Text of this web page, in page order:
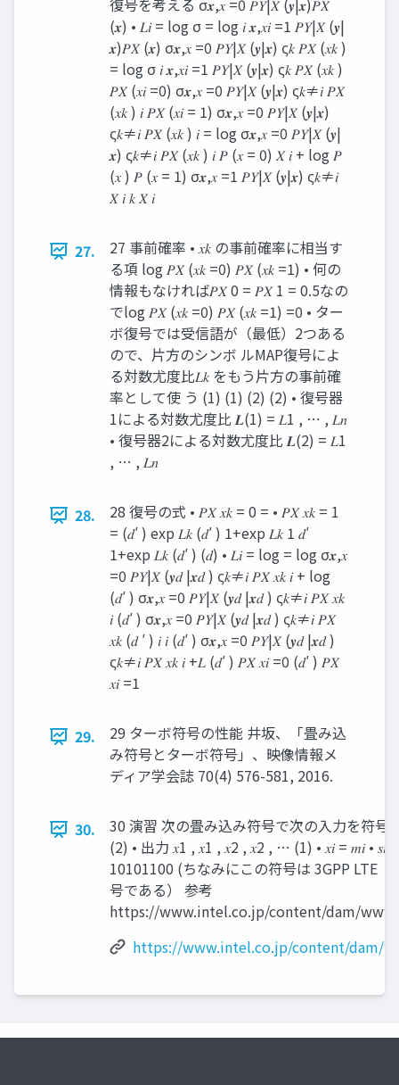
復号を考える σ𝒙,𝑥 =0 𝑃𝑌|𝑋 (𝒚|𝒙)𝑃𝑋
(𝒙) • 𝐿𝑖 = log σ = log 𝑖 𝒙,𝑥𝑖 =1 𝑃𝑌|𝑋 (𝒚|
𝒙)𝑃𝑋 (𝒙) σ𝒙,𝑥 =0 𝑃𝑌|𝑋 (𝒚|𝒙) ς𝑘 𝑃𝑋 (𝑥𝑘 )
= log σ 𝑖 𝒙,𝑥𝑖 =1 𝑃𝑌|𝑋 (𝒚|𝒙) ς𝑘 𝑃𝑋 (𝑥𝑘 )
𝑃𝑋 (𝑥𝑖 =0) σ𝒙,𝑥 =0 𝑃𝑌|𝑋 (𝒚|𝒙) ς𝑘≠𝑖 𝑃𝑋
(𝑥𝑘 ) 𝑖 𝑃𝑋 (𝑥𝑖 = 1) σ𝒙,𝑥 =0 𝑃𝑌|𝑋 (𝒚|𝒙)
ς𝑘≠𝑖 𝑃𝑋 (𝑥𝑘 ) 𝑖 = log σ𝒙,𝑥 =0 𝑃𝑌|𝑋 (𝒚|
𝒙) ς𝑘≠𝑖 𝑃𝑋 (𝑥𝑘 ) 𝑖 𝑃 (𝑥 = 0) 𝑋 𝑖 + log 𝑃
(𝑥 ) 𝑃 (𝑥 = 1) σ𝒙,𝑥 =1 𝑃𝑌|𝑋 (𝒚|𝒙) ς𝑘≠𝑖
𝑋 𝑖 𝑘 𝑋 𝑖
27.
27 事前確率 • 𝑥𝑘 の事前確率に相当す
る項 log 𝑃𝑋 (𝑥𝑘 =0) 𝑃𝑋 (𝑥𝑘 =1) • 何の
情報もなければ𝑃𝑋 0 = 𝑃𝑋 1 = 0.5なの
でlog 𝑃𝑋 (𝑥𝑘 =0) 𝑃𝑋 (𝑥𝑘 =1) =0 • ター
ボ復号では受信語が（最低）2つある
ので、片方のシンボ ルMAP復号によ
る対数尤度比𝐿𝑘 をもう片方の事前確
率として使 う (1) (1) (2) (2) • 復号器
1による対数尤度比 𝑳(1) = 𝐿1 , … , 𝐿𝑛
• 復号器2による対数尤度比 𝑳(2) = 𝐿1
, … , 𝐿𝑛
28.
28 復号の式 • 𝑃𝑋 𝑥𝑘 = 0 = • 𝑃𝑋 𝑥𝑘 = 1
= (𝑑′ ) exp 𝐿𝑘 (𝑑′ ) 1+exp 𝐿𝑘 1 𝑑′
1+exp 𝐿𝑘 (𝑑′ ) (𝑑) • 𝐿𝑖 = log = log σ𝒙,𝑥
=0 𝑃𝑌|𝑋 (𝒚𝑑 |𝒙𝑑 ) ς𝑘≠𝑖 𝑃𝑋 𝑥𝑘 𝑖 + log
(𝑑′ ) σ𝒙,𝑥 =0 𝑃𝑌|𝑋 (𝒚𝑑 |𝒙𝑑 ) ς𝑘≠𝑖 𝑃𝑋 𝑥𝑘
𝑖 (𝑑′ ) σ𝒙,𝑥 =0 𝑃𝑌|𝑋 (𝒚𝑑 |𝒙𝑑 ) ς𝑘≠𝑖 𝑃𝑋
𝑥𝑘 (𝑑 ′ ) 𝑖 𝑖 (𝑑′ ) σ𝒙,𝑥 =0 𝑃𝑌|𝑋 (𝒚𝑑 |𝒙𝑑 )
ς𝑘≠𝑖 𝑃𝑋 𝑥𝑘 𝑖 +𝐿 (𝑑′ ) 𝑃𝑋 𝑥𝑖 =0 (𝑑′ ) 𝑃𝑋
𝑥𝑖 =1
29.
29 ターボ符号の性能 井坂、「畳み込
み符号とターボ符号」、映像情報メ
ディア学会誌 70(4) 576-581, 2016.
30.
30 演習 次の畳み込み符号で次の入力を符
(2) • 出力 𝑥1 , 𝑥1 , 𝑥2 , 𝑥2 , … (1) • 𝑥𝑖 = 𝑚𝑖 • 𝑠𝑖
10101100 (ちなみにこの符号は 3GPP LTE
号である） 参考
https://www.intel.co.jp/content/dam/
https://www.intel.co.jp/content/dam/